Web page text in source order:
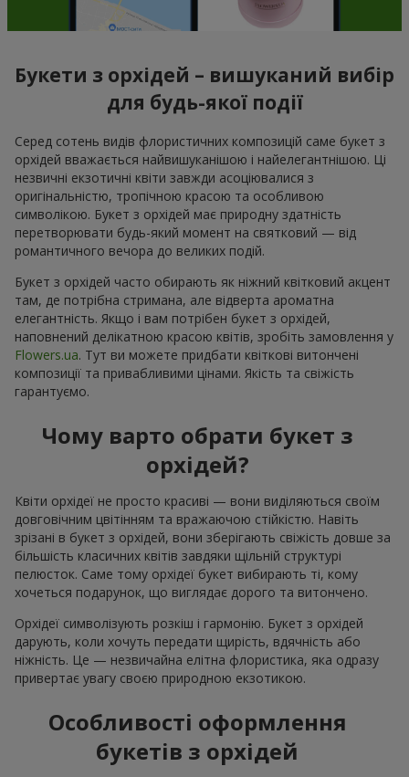
Букети з орхідей – вишуканий вибір
для будь-якої події
Серед сотень видів флористичних композицій саме букет з
орхідей вважається найвишуканішою і найелегантнішою. Ці
незвичні екзотичні квіти завжди асоціювалися з
оригінальністю, тропічною красою та особливою
символікою. Букет з орхідей має природну здатність
перетворювати будь-який момент на святковий — від
романтичного вечора до великих подій.
Букет з орхідей часто обирають як ніжний квітковий акцент
там, де потрібна стримана, але відверта ароматна
елегантність. Якщо і вам потрібен букет з орхідей,
наповнений делікатною красою квітів, зробіть замовлення у
Flowers.ua. Тут ви можете придбати квіткові витончені
композиції та привабливими цінами. Якість та свіжість
гарантуємо.
Чому варто обрати букет з
орхідей?
Квіти орхідеї не просто красиві — вони виділяються своїм
довговічним цвітінням та вражаючою стійкістю. Навіть
зрізані в букет з орхідей, вони зберігають свіжість довше за
більшість класичних квітів завдяки щільній структурі
пелюсток. Саме тому орхідеї букет вибирають ті, кому
хочеться подарунок, що виглядає дорого та витончено.
Орхідеї символізують розкіш і гармонію. Букет з орхідей
дарують, коли хочуть передати щирість, вдячність або
ніжність. Це — незвичайна елітна флористика, яка одразу
привертає увагу своєю природною екзотикою.
Особливості оформлення
букетів з орхідей